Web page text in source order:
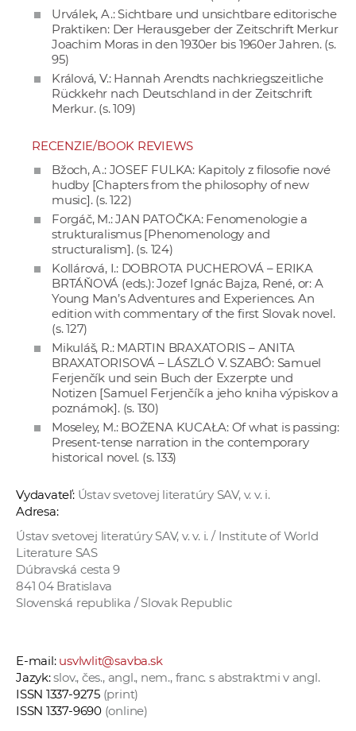
Urválek, A.: Sichtbare und unsichtbare editorische
Praktiken: Der Herausgeber der Zeitschrift Merkur
Joachim Moras in den 1930er bis 1960er Jahren. (s.
95)
Králová, V.: Hannah Arendts nachkriegszeitliche
Rückkehr nach Deutschland in der Zeitschrift
Merkur. (s. 109)
RECENZIE/BOOK REVIEWS
Bžoch, A.: JOSEF FULKA: Kapitoly z filosofie nové
hudby [Chapters from the philosophy of new
music]. (s. 122)
Forgáč, M.: JAN PATOČKA: Fenomenologie a
strukturalismus [Phenomenology and
structuralism]. (s. 124)
Kollárová, I.: DOBROTA PUCHEROVÁ – ERIKA
BRTÁŇOVÁ (eds.): Jozef Ignác Bajza, René, or: A
Young Man’s Adventures and Experiences. An
edition with commentary of the first Slovak novel.
(s. 127)
Mikuláš, R.: MARTIN BRAXATORIS – ANITA
BRAXATORISOVÁ – LÁSZLÓ V. SZABÓ: Samuel
Ferjenčík und sein Buch der Exzerpte und
Notizen [Samuel Ferjenčík a jeho kniha výpiskov a
poznámok]. (s. 130)
Moseley, M.: BOŻENA KUCAŁA: Of what is passing:
Present-tense narration in the contemporary
historical novel. (s. 133)
Vydavateľ: Ústav svetovej literatúry SAV, v. v. i.
Adresa:
Ústav svetovej literatúry SAV, v. v. i. / Institute of World
Literature SAS
Dúbravská cesta 9
841 04 Bratislava
Slovenská republika / Slovak Republic
E-mail: usvlwlit@savba.sk
Jazyk:slov., čes., angl., nem., franc. s abstraktmi v angl.
ISSN 1337-9275 (print)
ISSN 1337-9690 (online)